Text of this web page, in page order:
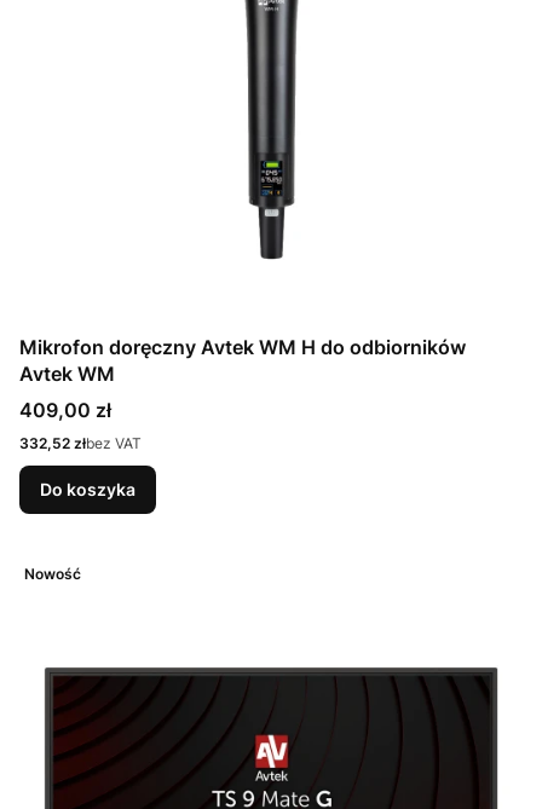
Mikrofon doręczny Avtek WM H do odbiorników
Avtek WM
Cena
409,00 zł
Cena
332,52 złbez VAT
Do koszyka
Nowość